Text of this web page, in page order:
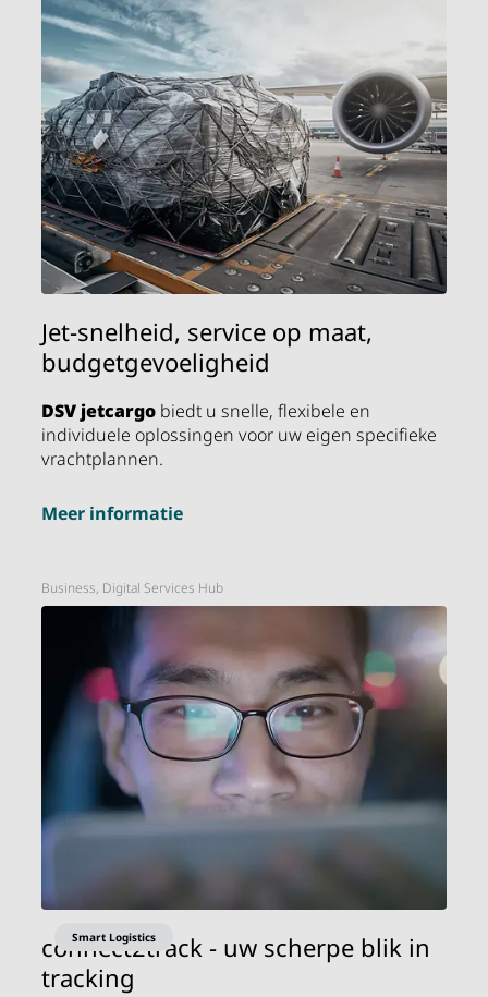
Jet-snelheid, service op maat,
budgetgevoeligheid
DSV jetcargo biedt u snelle, flexibele en
individuele oplossingen voor uw eigen specifieke
vrachtplannen.
Meer informatie
Business, Digital Services Hub
connect2track - uw scherpe blik in
tracking
Smart Logistics